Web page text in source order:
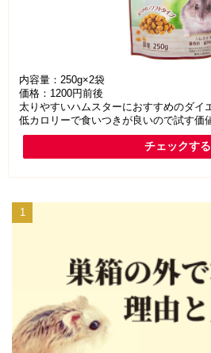
内容量：250g×2袋
価格：1200円前後
太りやすいハムスターにおすすめのダイ
低カロリーで食いつきが良いので試す価
チェックする